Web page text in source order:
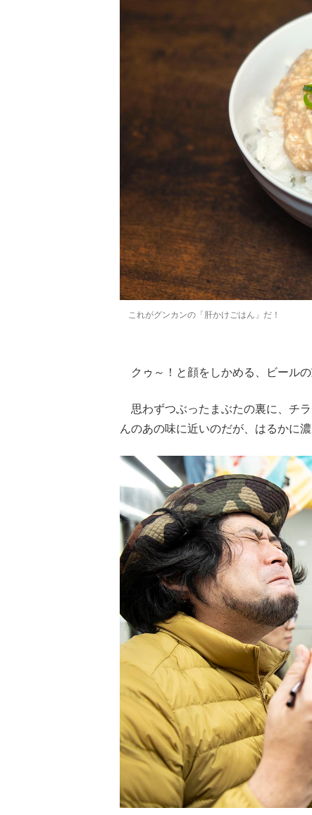
これがグンカンの「肝かけごはん」だ！
クゥ～！と顔をしかめる、ビールの
思わずつぶったまぶたの裏に、チ
んのあの味に近いのだが、はるかに